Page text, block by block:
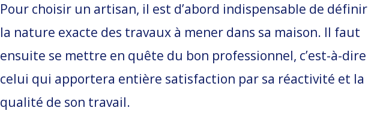
Pour choisir un artisan, il est d’abord indispensable de définir
la nature exacte des travaux à mener dans sa maison. Il faut
ensuite se mettre en quête du bon professionnel, c’est-à-dire
celui qui apportera entière satisfaction par sa réactivité et la
qualité de son travail.